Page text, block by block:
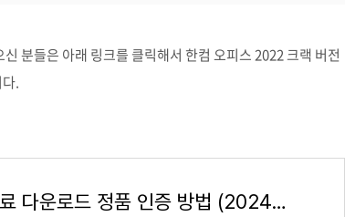
분들은 아래 링크를 클릭해서 한컴 오피스 2022 크랙 버전
.
한컴오피스 무료 다운로드 정품 인증 방법 (2024년 최신)